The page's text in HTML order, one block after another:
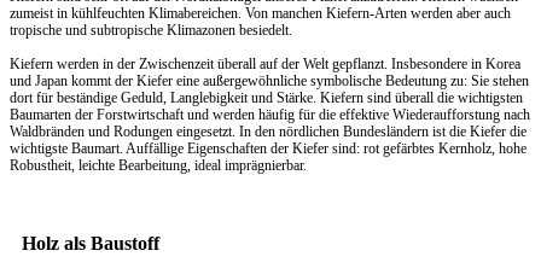
zumeist in kühlfeuchten Klimabereichen. Von manchen Kiefern-Arten werden aber auch
tropische und subtropische Klimazonen besiedelt.
Kiefern werden in der Zwischenzeit überall auf der Welt gepflanzt. Insbesondere in Korea
und Japan kommt der Kiefer eine außergewöhnliche symbolische Bedeutung zu: Sie stehen
dort für beständige Geduld, Langlebigkeit und Stärke. Kiefern sind überall die wichtigsten
Baumarten der Forstwirtschaft und werden häufig für die effektive Wiederaufforstung nach
Waldbränden und Rodungen eingesetzt. In den nördlichen Bundesländern ist die Kiefer die
wichtigste Baumart. Auffällige Eigenschaften der Kiefer sind: rot gefärbtes Kernholz, hohe
Robustheit, leichte Bearbeitung, ideal imprägnierbar.
Holz als Baustoff